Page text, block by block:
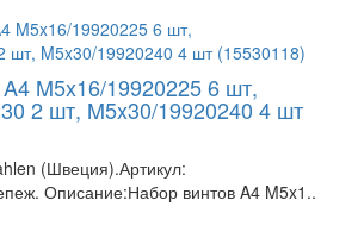
M5x16/19920225 6 шт,
2 шт, M5x30/19920240 4 шт
(Швеция).Артикул:
Описание:Набор винтов A4 M5x1..